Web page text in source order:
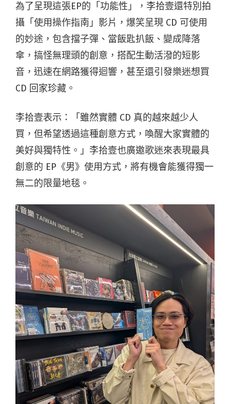
為了呈現這張EP的「功能性」，李拾壹還特別拍
攝「使用操作指南」影片，爆笑呈現 CD 可使用
的妙途，包含擋子彈、當飯匙扒飯、變成降落
傘，搞怪無理頭的創意，搭配生動活潑的短影
音，迅速在網路獲得迴響，甚至還引發樂迷想買
CD 回家珍藏。
李拾壹表示：「雖然實體 CD 真的越來越少人
買，但希望透過這種創意方式，喚醒大家實體的
美好與獨特性。」李拾壹也廣邀歌迷來表現最具
創意的 EP《男》使用方式，將有機會能獲得獨一
無二的限量地毯。